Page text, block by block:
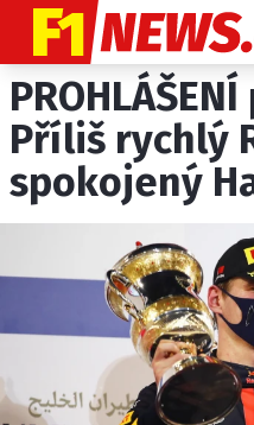
Příliš rychlý
spokojený